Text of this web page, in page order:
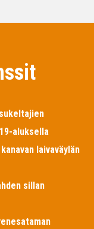
aluksella
laivaväylän
sillan